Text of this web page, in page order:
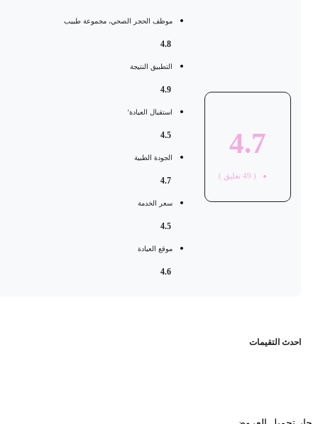
4.7
49 تعليق )
موظف الحجر الصحي، مجموعة طبيب
التطبيق النتيجة
استقبال العيادة'
الجودة الطبية
سعر الخدمة
موقع العيادة
التقيمات